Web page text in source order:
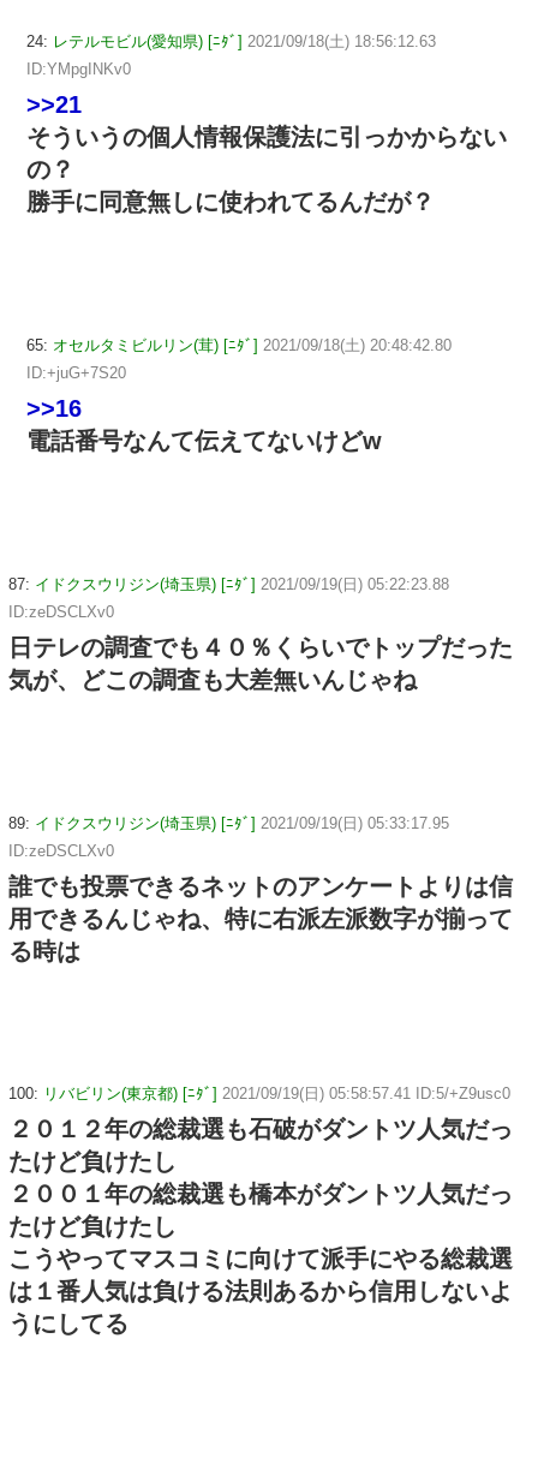
24: レテルモビル(愛知県) [ﾆﾀﾞ] 2021/09/18(土) 18:56:12.63
ID:YMpgINKv0
>>21
そういうの個人情報保護法に引っかからない
の？
勝手に同意無しに使われてるんだが？
65: オセルタミビルリン(茸) [ﾆﾀﾞ] 2021/09/18(土) 20:48:42.80
ID:+juG+7S20
>>16
電話番号なんて伝えてないけどw
87: イドクスウリジン(埼玉県) [ﾆﾀﾞ] 2021/09/19(日) 05:22:23.88
ID:zeDSCLXv0
日テレの調査でも４０％くらいでトップだった
気が、どこの調査も大差無いんじゃね
89: イドクスウリジン(埼玉県) [ﾆﾀﾞ] 2021/09/19(日) 05:33:17.95
ID:zeDSCLXv0
誰でも投票できるネットのアンケートよりは信
用できるんじゃね、特に右派左派数字が揃って
る時は
100: リバビリン(東京都) [ﾆﾀﾞ] 2021/09/19(日) 05:58:57.41 ID:5/+Z9usc0
２０１２年の総裁選も石破がダントツ人気だっ
たけど負けたし
２００１年の総裁選も橋本がダントツ人気だっ
たけど負けたし
こうやってマスコミに向けて派手にやる総裁選
は１番人気は負ける法則あるから信用しないよ
うにしてる